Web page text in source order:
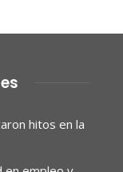
hitos en la